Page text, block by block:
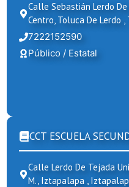
Calle Sebastián Lerdo
Centro, Toluca De Lerdo ,
7222152590
Público / Estatal
CCT ESCUELA
Calle Lerdo De Tejada
M., Iztapalapa ,